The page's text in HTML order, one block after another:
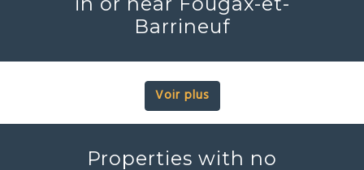
Barrineuf
Voir plus
Properties with no